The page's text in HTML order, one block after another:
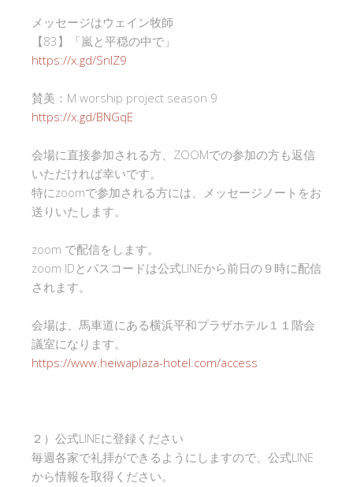
メッセージはウェイン牧師
【83】「嵐と平穏の中で」
https://x.gd/SnlZ9
賛美：M worship project season 9
https://x.gd/BNGqE
会場に直接参加される方、ZOOMでの参加の方も返信
いただければ幸いです。
特にzoomで参加される方には、メッセージノートをお
送りいたします。
zoom で配信をします。
zoom IDとパスコードは公式LINEから前日の９時に配信
されます。
会場は、馬車道にある横浜平和プラザホテル１１階会
議室になります。
https://www.heiwaplaza-hotel.com/access
２）公式LINEに登録ください
毎週各家で礼拝ができるようにしますので、公式LINE
から情報を取得ください。